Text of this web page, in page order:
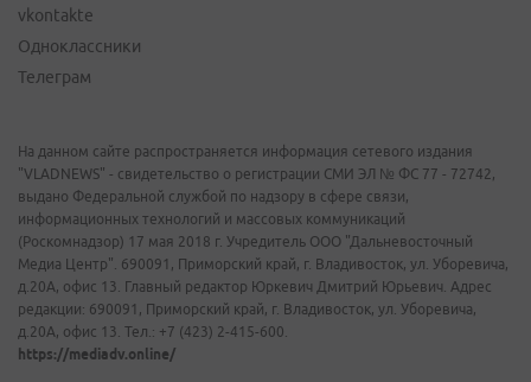
vkontakte
Одноклассники
Телеграм
На данном сайте распространяется информация сетевого издания
"VLADNEWS" - свидетельство о регистрации СМИ ЭЛ № ФС 77 - 72742,
выдано Федеральной службой по надзору в сфере связи,
информационных технологий и массовых коммуникаций
(Роскомнадзор) 17 мая 2018 г. Учредитель ООО "Дальневосточный
Медиа Центр". 690091, Приморский край, г. Владивосток, ул. Уборевича,
д.20А, офис 13. Главный редактор Юркевич Дмитрий Юрьевич. Адрес
редакции: 690091, Приморский край, г. Владивосток, ул. Уборевича,
д.20А, офис 13. Тел.: +7 (423) 2-415-600.
https://mediadv.online/